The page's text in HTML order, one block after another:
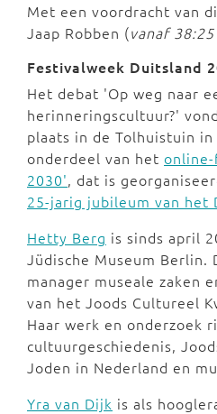
Met een voordracht van
Jaap Robben (vanaf
Festivalweek Duitsland
Het debat 'Op weg naar
herinneringscultuur?'
plaats in de Tolhuistuin
onderdeel van het
2030', dat is
25-jarig jubileum van het
Hetty Berg is sinds april
Jüdische Museum Berlin.
manager museale zaken
van het Joods Cultureel
Haar werk en onderzoek
cultuurgeschiedenis,
Joden in Nederland en
Yra van Dijk is als